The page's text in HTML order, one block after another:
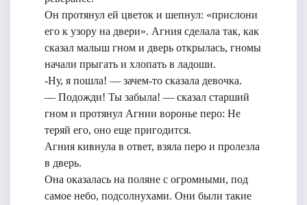
Он протянул ей цветок и шепнул: «прислони
его к узору на двери». Агния сделала так, как
сказал малыш гном и дверь открылась, гномы
начали прыгать и хлопать в ладоши.
-Ну, я пошла! — зачем-то сказала девочка.
— Подожди! Ты забыла! — сказал старший
гном и протянул Агнии воронье перо: Не
теряй его, оно еще пригодится.
Агния кивнула в ответ, взяла перо и пролезла
в дверь.
Она оказалась на поляне с огромными, под
самое небо, подсолнухами. Они были такие